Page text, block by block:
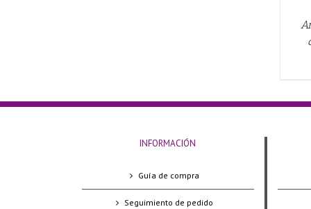
INFORMACIÓN
Guía de compra
Seguimiento de pedido